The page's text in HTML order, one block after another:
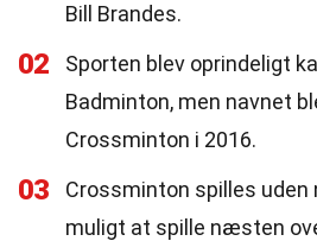
Bill Brandes.
02
Sporten blev oprindeligt
Badminton, men navnet
Crossminton i 2016.
03
Crossminton spilles uden
muligt at spille næsten